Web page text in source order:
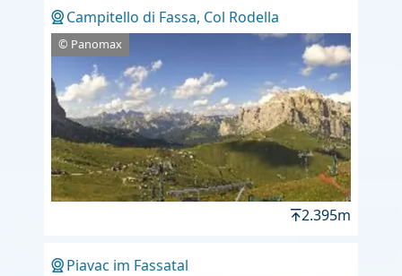
Campitello di Fassa, Col Rodella
© Panomax
2.395m
Piavac im Fassatal